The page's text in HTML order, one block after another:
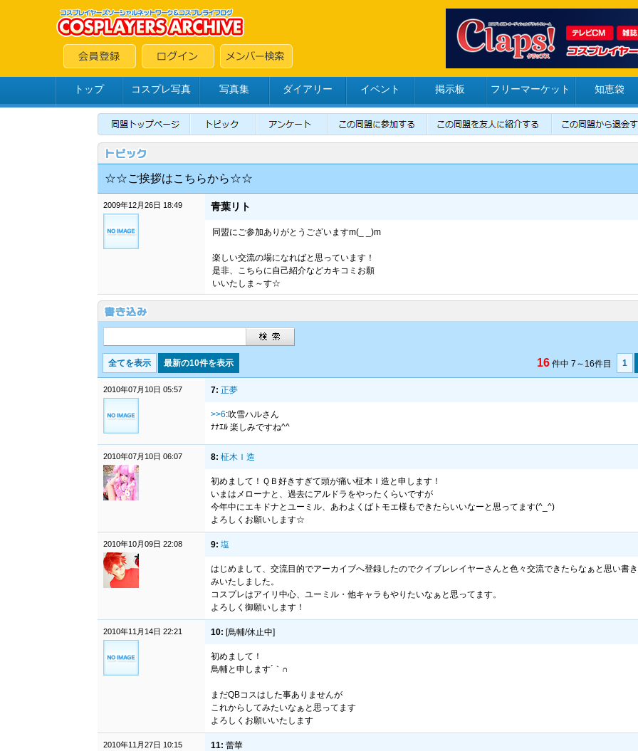
トップ コスプレ写真 写真集 ダイアリー イベント 掲示板 フリーマーケット 知恵袋
☆☆ご挨拶はこちらから☆☆
2009年12月26日 18:49 青葉リト
同盟にご参加ありがとうございますm(_ _)m
楽しい交流の場になればと思っています！
是非、こちらに自己紹介などカキコミお願
いいたしま～す☆
全てを表示 最新の10件を表示 16 件中 7～16件目 1
2010年07月10日 05:57 7: 正夢
>>6:吹雪ハルさん
ﾅﾅｴﾙ 楽しみですね^^
2010年07月10日 06:07 8: 柾木Ｉ造
初めまして！ＱＢ好きすぎて頭が痛い柾木Ｉ造と申します！
いまはメローナと、過去にアルドラをやったくらいですが
今年中にエキドナとユーミル、あわよくばトモエ様もできたらいいなーと思ってます(^_^)
よろしくお願いします☆
2010年10月09日 22:08 9: 塩
はじめまして、交流目的でアーカイブへ登録したのでクイブレレイヤーさんと色々交流できたらなぁと思い書
みいたしました。
コスプレはアイリ中心、ユーミル・他キャラもやりたいなぁと思ってます。
よろしく御願いします！
2010年11月14日 22:21 10: [鳥輔/休止中]
初めまして！
鳥輔と申します´｀∩
まだQBコスはした事ありませんが
これからしてみたいなぁと思ってます
よろしくお願いいたします
2010年11月27日 10:15 11: 蕾華